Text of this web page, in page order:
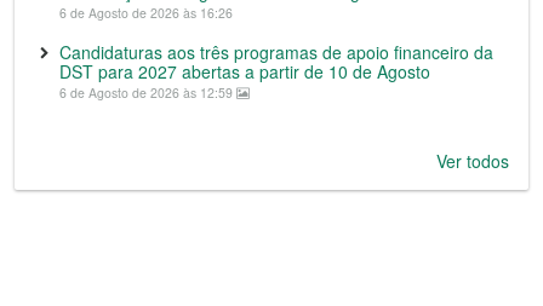
6 de Agosto de 2026 às 16:26
Candidaturas aos três programas de apoio financeiro da
DST para 2027 abertas a partir de 10 de Agosto
6 de Agosto de 2026 às 12:59
Ver todos